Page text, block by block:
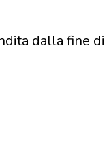
dalla fine